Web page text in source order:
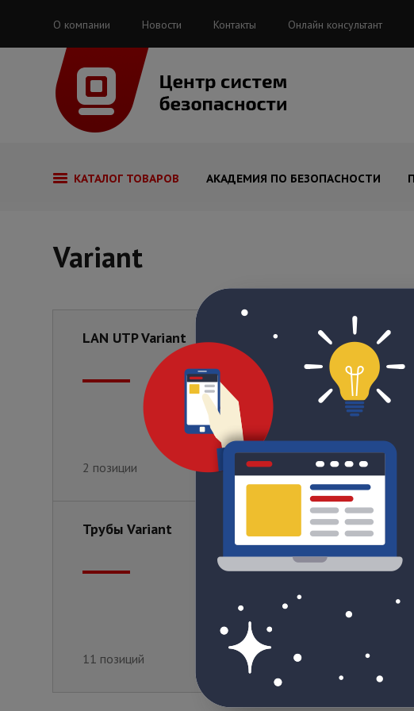
О компании Новости Контакты Онлайн консультант
КАТАЛОГ ТОВАРОВ АКАДЕМИЯ ПО БЕЗОПАСНОСТИ
Variant
LAN UTP Variant
2 позиции
Кабель-канал Variant
3 позиции
Трубы Variant
11 позиций